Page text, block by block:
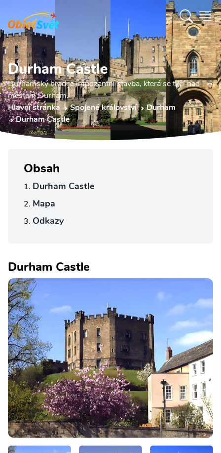
Durham Castle
Durhamský hrad je impozantní stavba, která se tyčí nad
městem Durham.
Hlavní stránka
Spojené království
Durham
Durham Castle
Obsah
Durham Castle
Mapa
Odkazy
Durham Castle